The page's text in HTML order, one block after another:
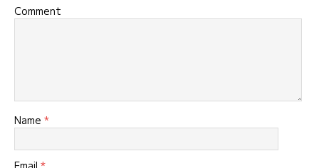
Comment
Name *
Email *